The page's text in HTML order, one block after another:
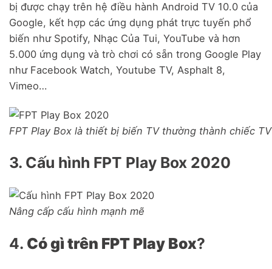
bị được chạy trên hệ điều hành Android TV 10.0 của
Google, kết hợp các ứng dụng phát trực tuyến phổ
biến như Spotify, Nhạc Của Tui, YouTube và hơn
5.000 ứng dụng và trò chơi có sẵn trong Google Play
như Facebook Watch, Youtube TV, Asphalt 8,
Vimeo…
FPT Play Box là thiết bị biến TV thường thành chiếc
3. Cấu hình FPT Play Box 2020
Nâng cấp cấu hình mạnh mẽ
4. Có gì trên FPT Play Box?